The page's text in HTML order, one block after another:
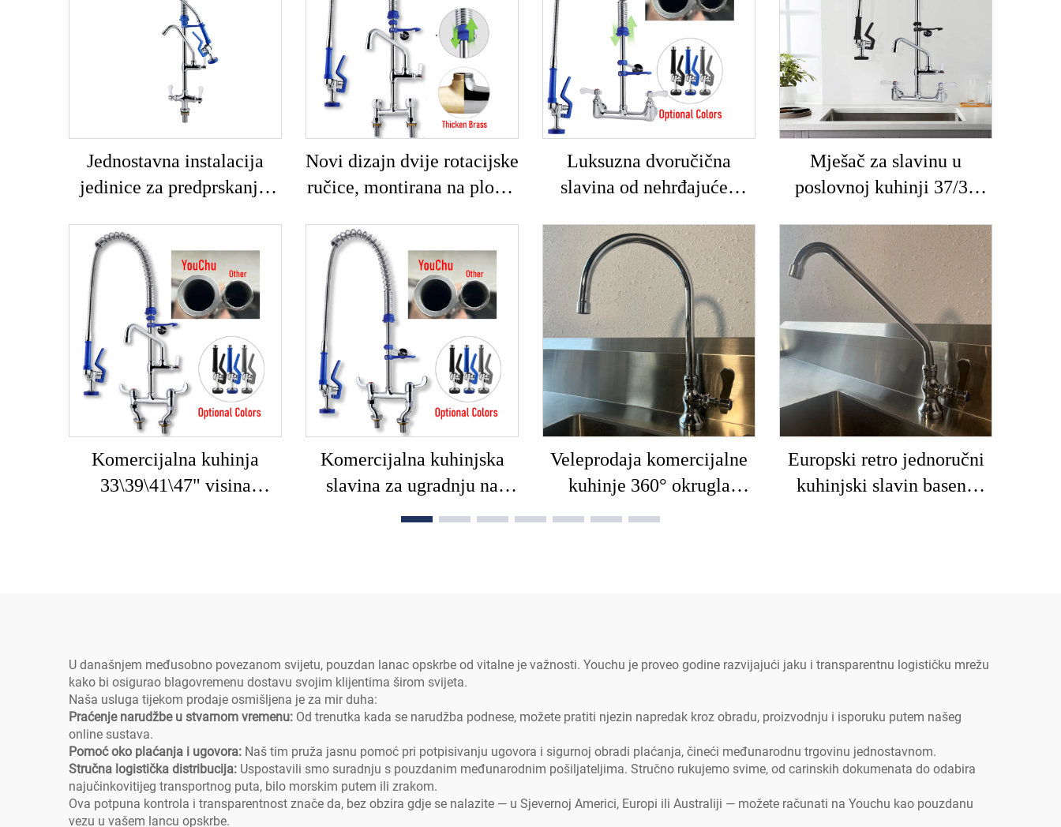
Jednostavna instalacija
jedinice za predprskanje,
montaža na ploču, 12"
komercijalna slavina za
predprskanje s laktom za
kuhinju
Novi dizajn dvije rotacijske
ručice, montirana na ploču,
s izvučenjem, moderna, od
nehrđajućeg čelika 304 +
mjedi, slavine za kuhinjski
sud
Luksuzna dvoručična
slavina od nehrđajućeg
kuhinju, za prethodno
ispiranje, za vruću i hladnu
vodu, za poslovne i
industrijske kuhinje,
instalacija s dva otvora
Mješač za slavinu u
poslovnoj kuhinji 37/31
jednom ručicom, 3 mm,
debelo mesingano tijelo
304sus, uređaj za
predpranje + 304sus
Komercijalna kuhinja
33\39\41\47" visina
Komercijalna kuhinjska
slavina za ugradnju na
radnu ploču prije pranja
Veleprodaja komercijalne
kuhinje 360° okrugla
slavina od mesinga i hrp.
Europski retro jednoručni
kuhinjski slavin basena
U današnjem međusobno povezanom svijetu, pouzdan lanac opskrbe od vitalne je važnosti. Youchu je proveo godine razvijajući jaku i transparentnu logističku mrežu
kako bi osigurao blagovremenu dostavu svojim klijentima širom svijeta.
Naša usluga tijekom prodaje osmišljena je za mir duha:
Praćenje narudžbe u stvarnom vremenu: Od trenutka kada se narudžba podnese, možete pratiti njezin napredak kroz obradu, proizvodnju i isporuku putem našeg
online sustava.
Pomoć oko plaćanja i ugovora: Naš tim pruža jasnu pomoć pri potpisivanju ugovora i sigurnoj obradi plaćanja, čineći međunarodnu trgovinu jednostavnom.
Stručna logistička distribucija: Uspostavili smo suradnju s pouzdanim međunarodnim pošiljateljima. Stručno rukujemo svime, od carinskih dokumenata do odabira
najučinkovitijeg transportnog puta, bilo morskim putem ili zrakom.
Ova potpuna kontrola i transparentnost znače da, bez obzira gdje se nalazite — u Sjevernoj Americi, Europi ili Australiji — možete računati na Youchu kao pouzdanu
vezu u vašem lancu opskrbe.